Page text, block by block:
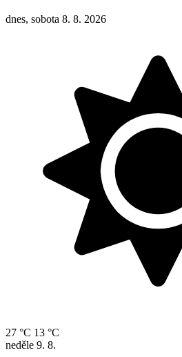
dnes, sobota 8. 8. 2026
27 °C 13 °C
neděle 9. 8.